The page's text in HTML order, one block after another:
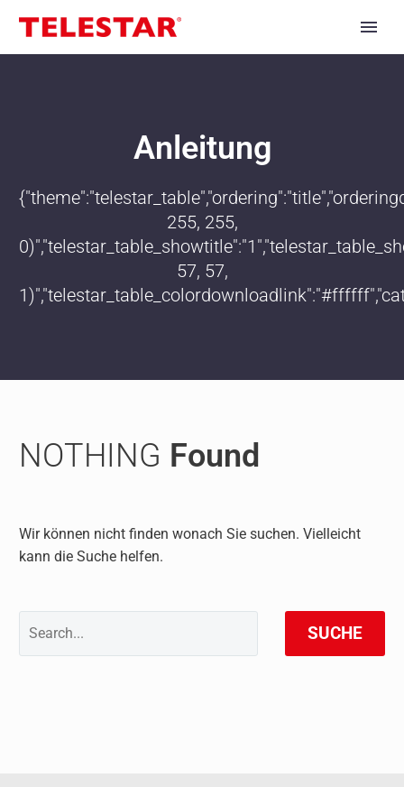
Anleitung
255, 255,
57, 57,
NOTHING Found
Wir können nicht finden wonach Sie suchen. Vielleicht
kann die Suche helfen.
SUCHE